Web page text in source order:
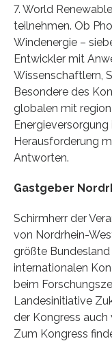
7. World
teilnehmen. Ob
Windenergie –
Entwickler mit
Wissenschaftlern,
Besondere des
globalen mit
Herausforderung
Antworten.
Gastgeber
Schirmherr der
von Nordrhein-
größte Bundesland
internationalen
beim
Landesinitiative
der Kongress auch
Zum Kongress